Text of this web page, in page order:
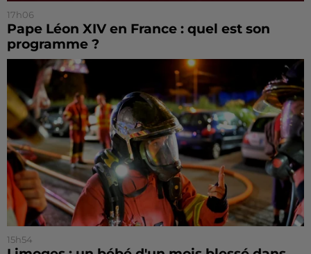
17h06
Pape Léon XIV en France : quel est son
programme ?
15h54